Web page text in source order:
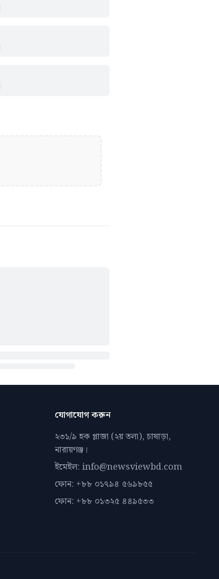
যোগাযোগ করুন
২৩১/৯ হক প্লাজা (২য় তলা), চাষাড়া,
নারায়ণঞ্জ।
ইমেইল: info@newsviewbd.com
ফোন: +৮৮ ০১৭৯৪ ৫৬৯৮৫৫
ফোন: +৮৮ ০১৩২৫ ৪৪৯৫৩৩